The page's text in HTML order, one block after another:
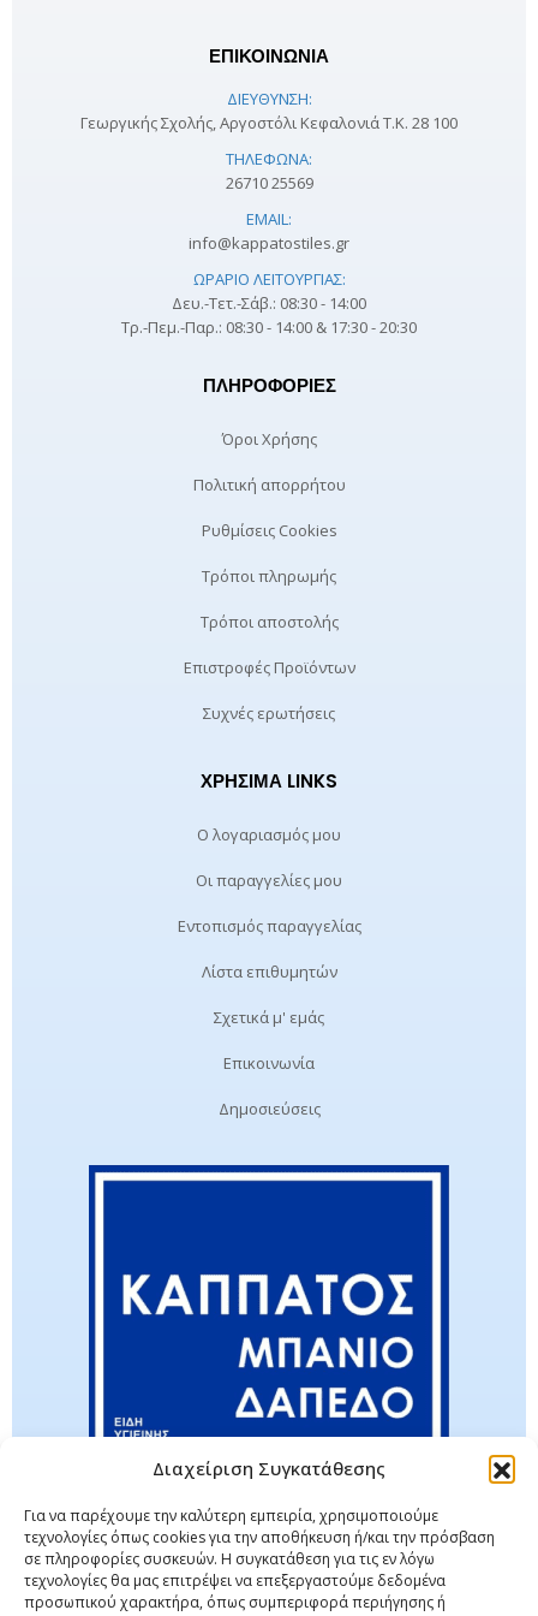
Διαχείριση Συγκατάθεσης
Για να παρέχουμε την καλύτερη εμπειρία, χρησιμοποιούμε
τεχνολογίες όπως cookies για την αποθήκευση ή/και την πρόσβαση
σε πληροφορίες συσκευών. Η συγκατάθεση για τις εν λόγω
τεχνολογίες θα μας επιτρέψει να επεξεργαστούμε δεδομένα
προσωπικού χαρακτήρα, όπως συμπεριφορά περιήγησης ή
ΕΠΙΚΟΙΝΩΝΙΑ
ΔΙΕΎΘΥΝΣΗ:
Γεωργικής Σχολής, Αργοστόλι Κεφαλονιά Τ.Κ. 28 100
ΤΗΛΈΦΩΝΑ:
26710 25569
EMAIL:
info@kappatostiles.gr
ΩΡΆΡΙΟ ΛΕΙΤΟΥΡΓΊΑΣ:
Δευ.-Τετ.-Σάβ.: 08:30 - 14:00
Τρ.-Πεμ.-Παρ.: 08:30 - 14:00 & 17:30 - 20:30
ΠΛΗΡΟΦΟΡΊΕΣ
Όροι Χρήσης
Πολιτική απορρήτου
Ρυθμίσεις Cookies
Τρόποι πληρωμής
Τρόποι αποστολής
Επιστροφές Προϊόντων
Συχνές ερωτήσεις
ΧΡΉΣΙΜΑ LINKS
Ο λογαριασμός μου
Οι παραγγελίες μου
Εντοπισμός παραγγελίας
Λίστα επιθυμητών
Σχετικά μ' εμάς
Επικοινωνία
Δημοσιεύσεις